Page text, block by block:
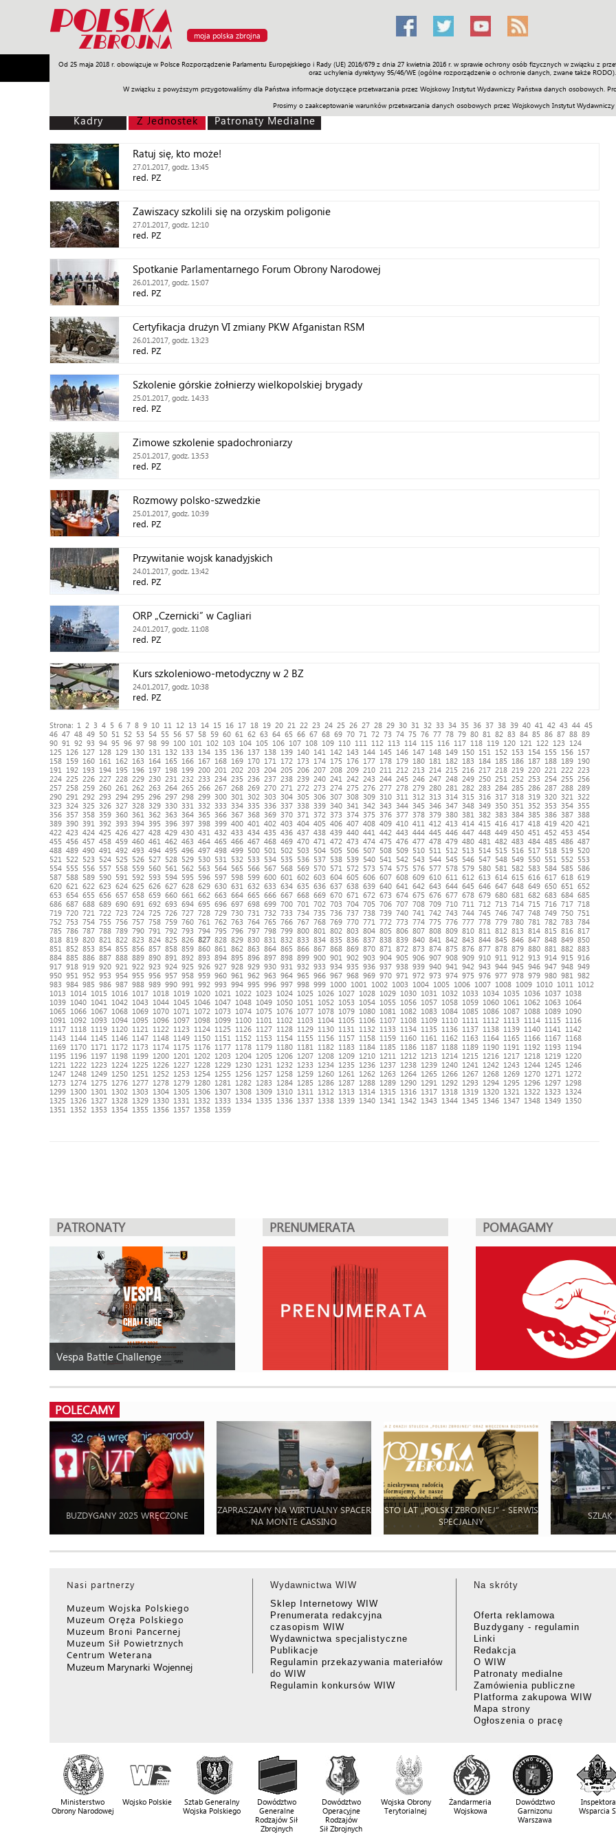
moja polska zbrojna
Od 25 maja 2018 r. obowiązuje w Polsce Rozporządzenie Parlamentu Europejskiego i Rady (UE) 2016/679 z dnia 27 kwietnia 2016 r. w sprawie ochrony osób fizycznych w związku z
oraz uchylenia dyrektywy 95/46/WE (ogólne rozporządzenie o ochronie danych, zwane także RODO).
W związku z powyższym przygotowaliśmy dla Państwa informacje dotyczące przetwarzania przez Wojskowy Instytut Wydawniczy Państwa danych osobowych.
Prosimy o zaakceptowanie warunków przetwarzania danych osobowych przez Wojskowych Instytut Wydawniczy
Armia Poligon Sprzęt Misje Polityka Prawo Świat Społeczność Sport Historia Galerie Wideo
Kadry Z Jednostek Patronaty Medialne
Ratuj się, kto może!
27.01.2017, godz. 13:45
red. PZ
Zawiszacy szkolili się na orzyskim poligonie
27.01.2017, godz. 12:10
red. PZ
Spotkanie Parlamentarnego Forum Obrony Narodowej
26.01.2017, godz. 15:07
red. PZ
Certyfikacja drużyn VI zmiany PKW Afganistan RSM
26.01.2017, godz. 13:23
red. PZ
Szkolenie górskie żołnierzy wielkopolskiej brygady
25.01.2017, godz. 14:33
red. PZ
Zimowe szkolenie spadochroniarzy
25.01.2017, godz. 13:53
red. PZ
Rozmowy polsko-szwedzkie
25.01.2017, godz. 10:39
red. PZ
Przywitanie wojsk kanadyjskich
24.01.2017, godz. 13:42
red. PZ
ORP „Czernicki” w Cagliari
24.01.2017, godz. 11:08
red. PZ
Kurs szkoleniowo-metodyczny w 2 BZ
24.01.2017, godz. 10:38
red. PZ
Strona: 1 2 3 4 5 6 7 8 9 10 11 12 13 14 15 16 17 18 19 20 21 22 23 24 25 26 27 28 29 30 31 32 33 34 35 36 37 38 39 40 41 42 43 44 45
46 47 48 49 50 51 52 53 54 55 56 57 58 59 60 61 62 63 64 65 66 67 68 69 70 71 72 73 74 75 76 77 78 79 80 81 82 83 84 85 86 87 88 89
90 91 92 93 94 95 96 97 98 99 100 101 102 103 104 105 106 107 108 109 110 111 112 113 114 115 116 117 118 119 120 121 122 123
124
125
126 127 128 129 130 131 132 133 134 135 136 137 138 139 140 141 142 143 144 145 146 147 148 149 150 151 152 153 154 155 156 157
158 159 160 161 162 163 164 165 166 167 168 169 170 171 172 173 174 175 176 177 178 179 180 181 182 183 184 185 186 187 188 189 190
191
192 193 194 195 196 197 198 199 200 201 202 203 204 205 206 207 208 209 210 211 212 213 214 215 216 217 218 219 220 221 222
223
224 225 226 227 228 229 230 231 232 233 234 235 236 237 238 239 240 241 242 243 244 245 246 247 248 249 250 251 252 253 254 255
256
257 258 259 260 261 262 263 264 265 266 267 268 269 270 271 272 273 274 275 276 277 278 279 280 281 282 283 284 285 286 287 288 289
290 291 292 293 294 295 296 297 298 299 300 301 302 303 304 305 306 307 308 309 310 311 312 313 314 315 316 317 318 319 320 321
322
323
324 325 326 327 328 329 330 331 332 333 334 335 336 337 338 339 340 341 342 343 344 345 346 347 348 349 350 351 352 353 354 355
356 357 358 359 360 361 362 363 364 365 366 367 368 369 370 371 372 373 374 375 376 377 378 379 380 381 382 383 384 385 386 387 388
389 390 391 392 393 394 395 396 397 398 399 400 401 402 403 404 405 406 407 408 409 410 411 412 413 414 415 416 417 418 419 420 421
422 423 424 425 426 427 428 429 430 431 432 433 434 435 436 437 438 439 440 441 442 443 444 445 446 447 448 449 450 451 452 453 454
455 456 457 458 459 460 461 462 463 464 465 466 467 468 469 470 471 472 473 474 475 476 477 478 479 480 481 482 483 484 485 486 487
488 489 490 491 492 493 494 495 496 497 498 499 500 501 502 503 504 505 506 507 508 509 510 511 512 513 514 515 516 517 518 519 520
521
522 523 524 525 526 527 528 529 530 531 532 533 534 535 536 537 538 539 540 541 542 543 544 545 546 547 548 549 550 551 552
553
554 555 556 557 558 559 560 561 562 563 564 565 566 567 568 569 570 571 572 573 574 575 576 577 578 579 580 581 582 583 584 585
586
587 588 589 590 591 592 593 594 595 596 597 598 599 600 601 602 603 604 605 606 607 608 609 610 611 612 613 614 615 616 617 618 619
620 621 622 623 624 625 626 627 628 629 630 631 632 633 634 635 636 637 638 639 640 641 642 643 644 645 646 647 648 649 650 651
652
653 654 655 656 657 658 659 660 661 662 663 664 665 666 667 668 669 670 671 672 673 674 675 676 677 678 679 680 681 682 683 684 685
686 687 688 689 690 691 692 693 694 695 696 697 698 699 700 701 702 703 704 705 706 707 708 709 710 711 712 713 714 715 716 717 718
719 720 721 722 723 724 725 726 727 728 729 730 731 732 733 734 735 736 737 738 739 740 741 742 743 744 745 746 747 748 749 750 751
752 753 754 755 756 757 758 759 760 761 762 763 764 765 766 767 768 769 770 771 772 773 774 775 776 777 778 779 780 781 782 783 784
785 786 787 788 789 790 791 792 793 794 795 796 797 798 799 800 801 802 803 804 805 806 807 808 809 810 811 812 813 814 815 816 817
818 819 820 821 822 823 824 825 826 827 828 829 830 831 832 833 834 835 836 837 838 839 840 841 842 843 844 845 846 847 848 849 850
851
852 853 854 855 856 857 858 859 860 861 862 863 864 865 866 867 868 869 870 871 872 873 874 875 876 877 878 879 880 881 882 883
884 885 886 887 888 889 890 891 892 893 894 895 896 897 898 899 900 901 902 903 904 905 906 907 908 909 910 911 912 913 914 915 916
917 918 919 920 921 922 923 924 925 926 927 928 929 930 931 932 933 934 935 936 937 938 939 940 941 942 943 944 945 946 947 948 949
950 951 952 953 954 955 956 957 958 959 960 961 962 963 964 965 966 967 968 969 970 971 972 973 974 975 976 977 978 979 980 981
982
983 984 985 986 987 988 989 990 991 992 993 994 995 996 997 998 999 1000 1001 1002 1003 1004 1005 1006 1007 1008 1009 1010 1011
1012
1013
1014 1015 1016 1017 1018 1019 1020 1021 1022 1023 1024 1025 1026 1027 1028 1029 1030 1031 1032 1033 1034 1035 1036 1037 1038
1039 1040 1041 1042 1043 1044 1045 1046 1047 1048 1049 1050 1051 1052 1053 1054 1055 1056 1057 1058 1059 1060 1061 1062 1063
1064
1065
1066 1067 1068 1069 1070 1071 1072 1073 1074 1075 1076 1077 1078 1079 1080 1081 1082 1083 1084 1085 1086 1087 1088 1089 1090
1091
1092 1093 1094 1095 1096 1097 1098 1099 1100 1101 1102 1103 1104 1105 1106 1107 1108 1109 1110 1111 1112 1113 1114 1115
1116
1117 1118 1119 1120 1121 1122 1123 1124 1125 1126 1127 1128 1129 1130 1131 1132 1133 1134 1135 1136 1137 1138 1139 1140 1141
1142
1143
1144 1145 1146 1147 1148 1149 1150 1151 1152 1153 1154 1155 1156 1157 1158 1159 1160 1161 1162 1163 1164 1165 1166 1167 1168
1169 1170 1171 1172 1173 1174 1175 1176 1177 1178 1179 1180 1181 1182 1183 1184 1185 1186 1187 1188 1189 1190 1191 1192 1193
1194
1195
1196 1197 1198 1199 1200 1201 1202 1203 1204 1205 1206 1207 1208 1209 1210 1211 1212 1213 1214 1215 1216 1217 1218 1219 1220
1221
1222 1223 1224 1225 1226 1227 1228 1229 1230 1231 1232 1233 1234 1235 1236 1237 1238 1239 1240 1241 1242 1243 1244 1245
1246
1247 1248 1249 1250 1251 1252 1253 1254 1255 1256 1257 1258 1259 1260 1261 1262 1263 1264 1265 1266 1267 1268 1269 1270 1271
1272
1273
1274 1275 1276 1277 1278 1279 1280 1281 1282 1283 1284 1285 1286 1287 1288 1289 1290 1291 1292 1293 1294 1295 1296 1297 1298
1299 1300 1301 1302 1303 1304 1305 1306 1307 1308 1309 1310 1311 1312 1313 1314 1315 1316 1317 1318 1319 1320 1321 1322 1323
1324
1325
1326 1327 1328 1329 1330 1331 1332 1333 1334 1335 1336 1337 1338 1339 1340 1341 1342 1343 1344 1345 1346 1347 1348 1349 1350
1351
1352 1353 1354 1355 1356 1357 1358 1359
PATRONATY
Vespa Battle Challenge
PRENUMERATA POMAGAMY
POLECAMY
BUZDYGANY 2025 WRĘCZONE
ZAPRASZAMY NA WIRTUALNY SPACER
NA MONTE CASSINO
STO LAT „POLSKI ZBROJNEJ” - SERWIS
SPECJALNY
SZLAK
Nasi partnerzy
Muzeum Wojska Polskiego
Muzeum Oręża Polskiego
Muzeum Broni Pancernej
Muzeum Sił Powietrznych
Centrum Weterana
Muzeum Marynarki Wojennej
Wydawnictwa WIW
Sklep Internetowy WIW
Prenumerata redakcyjna
czasopism WIW
Wydawnictwa specjalistyczne
Publikacje
Regulamin przekazywania materiałów
do WIW
Regulamin konkursów WIW
Na skróty
Oferta reklamowa
Buzdygany - regulamin
Linki
Redakcja
O WIW
Patronaty medialne
Zamówienia publiczne
Platforma zakupowa WIW
Mapa strony
Ogłoszenia o pracę
Ministerstwo
Obrony Narodowej
Wojsko Polskie
Sztab Generalny
Wojska Polskiego
Dowództwo
Generalne
Rodzajów Sił
Zbrojnych
Dowództwo
Operacyjne
Rodzajów
Sił Zbrojnych
Wojska Obrony
Terytorialnej
Żandarmeria
Wojskowa
Dowództwo
Garnizonu
Warszawa
Wsparcia